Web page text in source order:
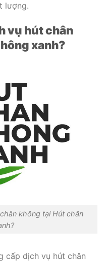
lượng.
vụ hút chân
xanh?
không tại Hút chân
cấp dịch vụ hút chân